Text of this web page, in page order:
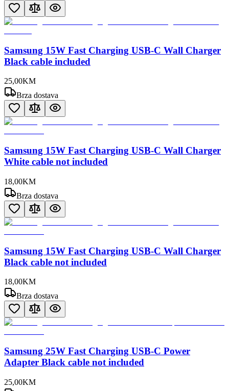
Samsung 15W Fast Charging USB-C Wall Charger
Black cable included
25,00KM
Brza dostava
Samsung 15W Fast Charging USB-C Wall Charger
White cable not included
18,00KM
Brza dostava
Samsung 15W Fast Charging USB-C Wall Charger
Black cable not included
18,00KM
Brza dostava
Samsung 25W Fast Charging USB-C Power
Adapter Black cable not included
25,00KM